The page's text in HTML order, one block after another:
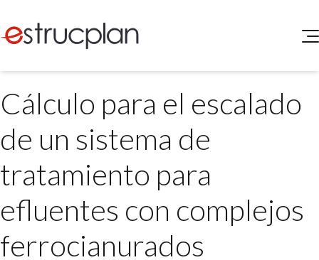
SERVICIOS
Higiene y Seguridad
Medio Ambiente
Legislación
INGRESAR
Portal de Clientes
Matriz Premium
Matriz Profesional
Cálculo para el escalado
de un sistema de
tratamiento para
efluentes con complejos
ferrocianurados